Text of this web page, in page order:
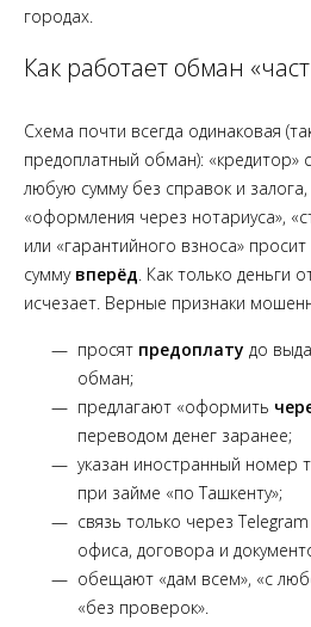
городах.
Как работает обман
Схема почти всегда одинаковая
предоплатный обман): «кредитор»
любую сумму без справок и
«оформления через нотариуса»,
или «гарантийного взноса»
сумму вперёд. Как только деньги
исчезает. Верные признаки
просят предоплату до
обман;
предлагают «оформить
переводом денег заранее;
указан иностранный номер
при займе «по Ташкенту»;
связь только через
офиса, договора и
обещают «дам всем», «с
«без проверок».